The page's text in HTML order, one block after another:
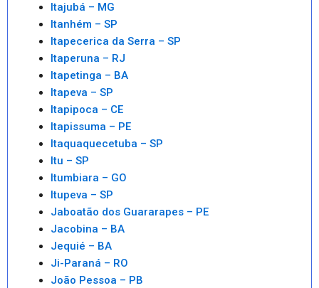
Itajubá – MG
Itanhém – SP
Itapecerica da Serra – SP
Itaperuna – RJ
Itapetinga – BA
Itapeva – SP
Itapipoca – CE
Itapissuma – PE
Itaquaquecetuba – SP
Itu – SP
Itumbiara – GO
Itupeva – SP
Jaboatão dos Guararapes – PE
Jacobina – BA
Jequié – BA
Ji-Paraná – RO
João Pessoa – PB